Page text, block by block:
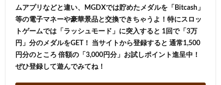
ムアプリなどと違い、MGDXでは貯めたメダルを「Bitcash」
等の電子マネーや豪華景品と交換できちゃうよ！特にスロッ
トゲームでは「ラッシュモード」に突入すると 1回で「3万
円」分のメダルをGET！ 当サイトから登録すると 通常1,500
円分のところ 倍額の「3,000円分」お試しポイント進呈中！
ぜひ登録して遊んでみてね！